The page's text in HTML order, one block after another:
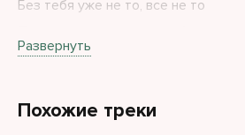
Без тебя уже не то, все не то
А не крики переходящих эмоций
На лестничной клетке
Развернуть
Похожие треки